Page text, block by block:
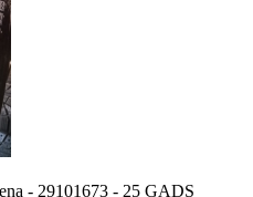
- 29101673 - 25 GADS